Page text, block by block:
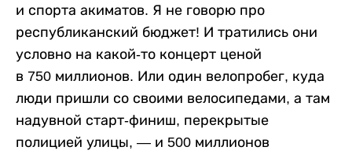
и спорта акиматов. Я не говорю про
республиканский бюджет! И тратились они
условно на какой-то концерт ценой
в 750 миллионов. Или один велопробег, куда
люди пришли со своими велосипедами, а там
надувной старт-финиш, перекрытые
полицией улицы, — и 500 миллионов